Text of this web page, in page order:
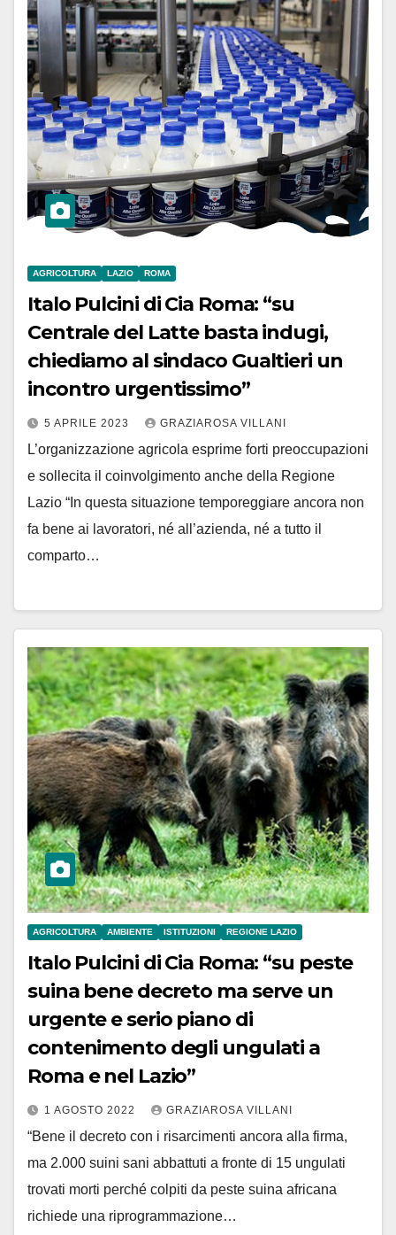
AGRICOLTURA LAZIO ROMA
Italo Pulcini di Cia Roma: “su
Centrale del Latte basta indugi,
chiediamo al sindaco Gualtieri un
incontro urgentissimo”
5 APRILE 2023 GRAZIAROSA VILLANI
L’organizzazione agricola esprime forti preoccupazioni
e sollecita il coinvolgimento anche della Regione
Lazio “In questa situazione temporeggiare ancora non
fa bene ai lavoratori, né all’azienda, né a tutto il
comparto…
AGRICOLTURA AMBIENTE ISTITUZIONI REGIONE LAZIO
Italo Pulcini di Cia Roma: “su peste
suina bene decreto ma serve un
urgente e serio piano di
contenimento degli ungulati a
Roma e nel Lazio”
1 AGOSTO 2022 GRAZIAROSA VILLANI
“Bene il decreto con i risarcimenti ancora alla firma,
ma 2.000 suini sani abbattuti a fronte di 15 ungulati
trovati morti perché colpiti da peste suina africana
richiede una riprogrammazione…